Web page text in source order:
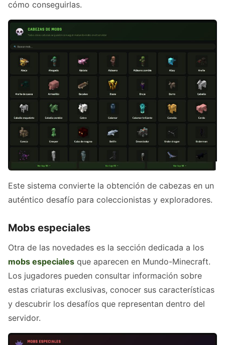
cómo conseguirlas.
Este sistema convierte la obtención de cabezas en un
auténtico desafío para coleccionistas y exploradores.
Mobs especiales
Otra de las novedades es la sección dedicada a los
mobs especiales que aparecen en Mundo-Minecraft.
Los jugadores pueden consultar información sobre
estas criaturas exclusivas, conocer sus características
y descubrir los desafíos que representan dentro del
servidor.